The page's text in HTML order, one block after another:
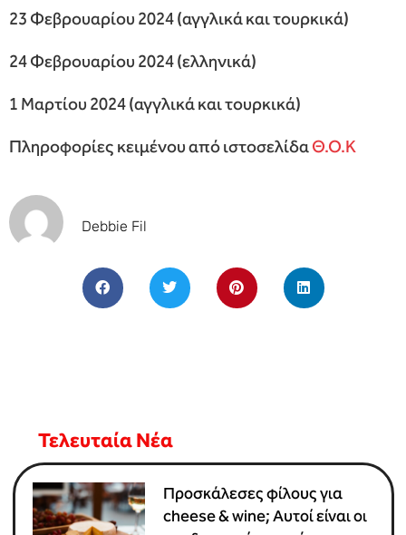
23 Φεβρουαρίου 2024 (αγγλικά και τουρκικά)
24 Φεβρουαρίου 2024 (ελληνικά)
1 Μαρτίου 2024 (αγγλικά και τουρκικά)
Πληροφορίες κειμένου από ιστοσελίδαΘ.Ο.Κ
Debbie Fil
Τελευταία Νέα
Προσκάλεσες φίλους για
cheese & wine; Αυτοί είναι οι